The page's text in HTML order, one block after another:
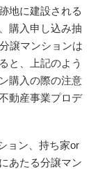
地に建設される
購入申し込み抽
譲マンションは
と、上記のよう
購入の際の注意
動産事業プロデ
ョン、持ち家or
あたる分譲マン